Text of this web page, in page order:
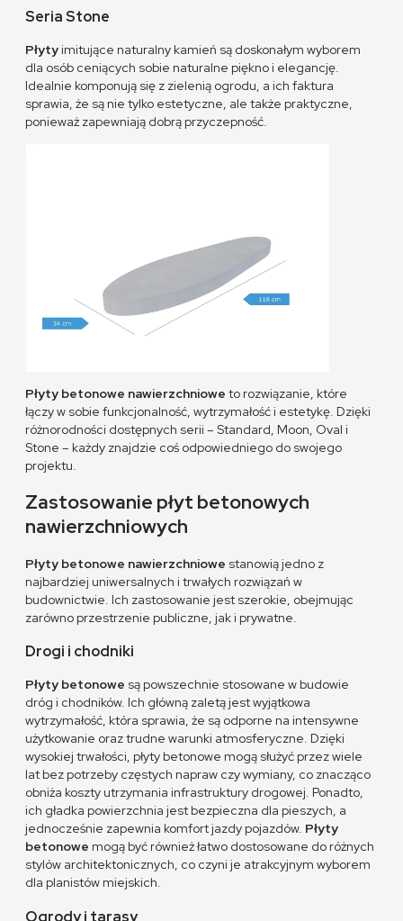
Seria Stone
Płytyimitujące naturalny kamień są doskonałym wyborem
dla osób ceniących sobie naturalne piękno i elegancję.
Idealnie komponują się z zielenią ogrodu, a ich faktura
sprawia, że są nie tylko estetyczne, ale także praktyczne,
ponieważ zapewniają dobrą przyczepność.
Płyty betonowe nawierzchniowe to rozwiązanie, które
łączy w sobie funkcjonalność, wytrzymałość i estetykę. Dzięki
różnorodności dostępnych serii – Standard, Moon, Oval i
Stone – każdy znajdzie coś odpowiedniego do swojego
projektu.
Zastosowanie płyt betonowych
nawierzchniowych
Płyty betonowe nawierzchniowe stanowią jedno z
najbardziej uniwersalnych i trwałych rozwiązań w
budownictwie. Ich zastosowanie jest szerokie, obejmując
zarówno przestrzenie publiczne, jak i prywatne.
Drogi i chodniki
Płyty betonowe są powszechnie stosowane w budowie
dróg i chodników. Ich główną zaletą jest wyjątkowa
wytrzymałość, która sprawia, że są odporne na intensywne
użytkowanie oraz trudne warunki atmosferyczne. Dzięki
wysokiej trwałości, płyty betonowe mogą służyć przez wiele
lat bez potrzeby częstych napraw czy wymiany, co znacząco
obniża koszty utrzymania infrastruktury drogowej. Ponadto,
ich gładka powierzchnia jest bezpieczna dla pieszych, a
jednocześnie zapewnia komfort jazdy pojazdów. Płyty
betonowe mogą być również łatwo dostosowane do różnych
stylów architektonicznych, co czyni je atrakcyjnym wyborem
dla planistów miejskich.
Ogrody i tarasy